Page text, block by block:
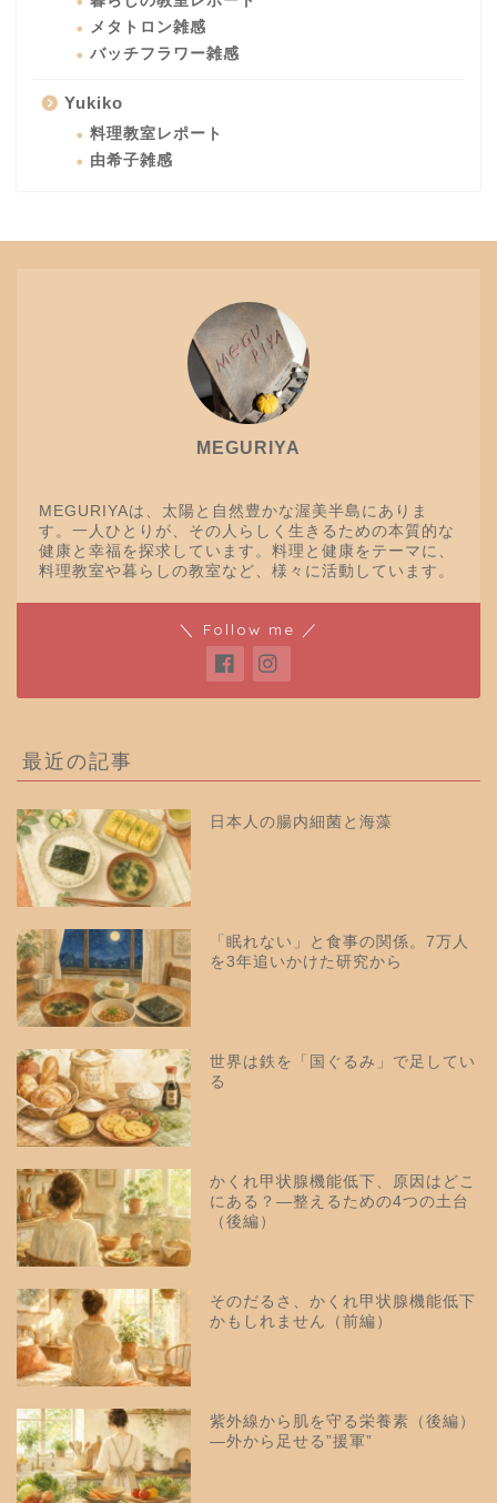
メタトロン雑感
バッチフラワー雑感
Yukiko
料理教室レポート
由希子雑感
MEGURIYA
MEGURIYAは、太陽と自然豊かな渥美半島にありま
す。一人ひとりが、その人らしく生きるための本質的な
健康と幸福を探求しています。料理と健康をテーマに、
料理教室や暮らしの教室など、様々に活動しています。
＼ Follow me ／
最近の記事
日本人の腸内細菌と海藻
「眠れない」と食事の関係。7万人
を3年追いかけた研究から
世界は鉄を「国ぐるみ」で足してい
る
かくれ甲状腺機能低下、原因はどこ
にある？—整えるための4つの土台
（後編）
そのだるさ、かくれ甲状腺機能低下
かもしれません（前編）
紫外線から肌を守る栄養素（後編）
—外から足せる”援軍”